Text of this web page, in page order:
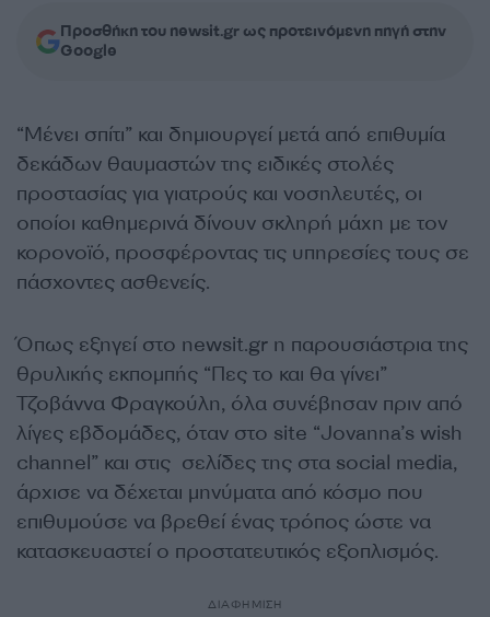
Προσθήκη του newsit.gr ως προτεινόμενη πηγή στην
Google
“Μένει σπίτι” και δημιουργεί μετά από επιθυμία
δεκάδων θαυμαστών της ειδικές στολές
προστασίας για γιατρούς και νοσηλευτές, οι
οποίοι καθημερινά δίνουν σκληρή μάχη με τον
κορονοϊό, προσφέροντας τις υπηρεσίες τους σε
πάσχοντες ασθενείς.
Όπως εξηγεί στο newsit.gr η παρουσιάστρια της
θρυλικής εκπομπής “Πες το και θα γίνει”
Τζοβάννα Φραγκούλη, όλα συνέβησαν πριν από
λίγες εβδομάδες, όταν στο site “Jovanna’s wish
channel” και στις σελίδες της στα social media,
άρχισε να δέχεται μηνύματα από κόσμο που
επιθυμούσε να βρεθεί ένας τρόπος ώστε να
κατασκευαστεί ο προστατευτικός εξοπλισμός.
ΔΙΑΦΗΜΙΣΗ